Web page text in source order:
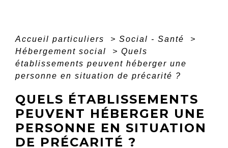
Accueil particuliers > Social - Santé
>
Hébergement social
> Quels
établissements peuvent héberger une
personne en situation de précarité ?
QUELS ÉTABLISSEMENTS
PEUVENT HÉBERGER UNE
PERSONNE EN SITUATION
DE PRÉCARITÉ ?